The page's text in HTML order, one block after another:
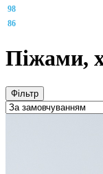
98
86
Піжами,
Фільтр